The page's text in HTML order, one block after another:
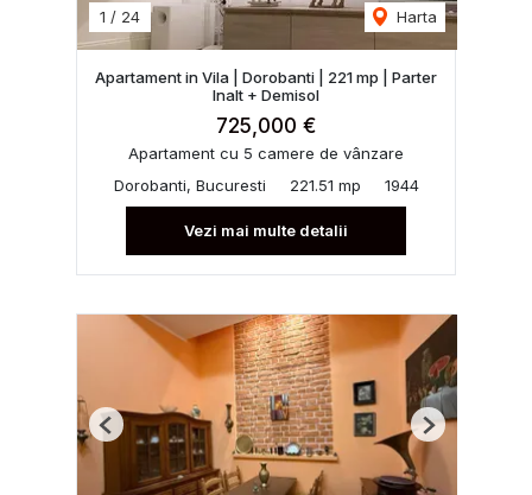
1 / 24 Harta
Apartament in Vila | Dorobanti | 221 mp | Parter
Inalt + Demisol
725,000 €
Apartament cu 5 camere de vânzare
Dorobanti, Bucuresti
221.51 mp 1944
Vezi mai multe detalii
Previous Next